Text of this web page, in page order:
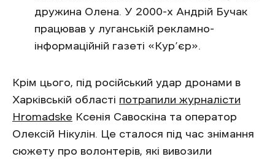
дружина Олена. У 2000-х Андрій Бучак
працював у луганській рекламно-
інформаційній газеті «Кур’єр».
Крім цього, під російський удар дронами в
Харківській області потрапили журналісти
Hromadske Ксенія Савоскіна та оператор
Олексій Нікулін. Це сталося під час знімання
сюжету про волонтерів, які вивозили